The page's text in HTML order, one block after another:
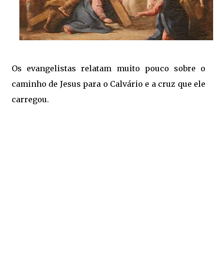
Os evangelistas relatam muito pouco sobre o
caminho de Jesus para o Calvário e a cruz que ele
carregou.